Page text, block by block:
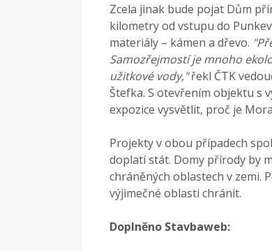
Zcela jinak bude pojat Dům
kilometry od vstupu do
materiály – kámen a dřevo.
Samozřejmostí je mnoho
užitkové vody,"řekl ČTK
Štefka. S otevřením objektu s
expozice vysvětlit, proč je
Projekty v obou případech
doplatí stát. Domy přírody by
chráněných oblastech v zemi.
výjimečné oblasti chránit.
Doplněno Stavbaweb: